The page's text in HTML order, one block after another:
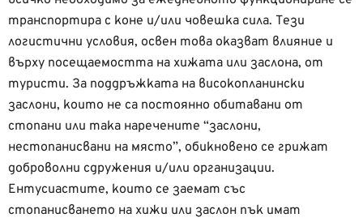
транспортира с коне и/или човешка сила. Тези
логистични условия, освен това оказват влияние и
върху посещаемостта на хижата или заслона, от
туристи. За поддръжката на високопланински
заслони, които не са постоянно обитавани от
стопани или така наречените “заслони,
нестопанисвани на място”, обикновено се грижат
доброволни сдружения и/или организации.
Ентусиастите, които се заемат със
стопанисването на хижи или заслон пък имат